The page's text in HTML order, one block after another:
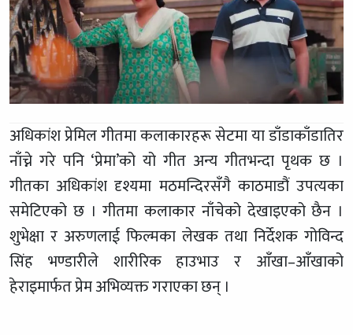
अधिकांश प्रेमिल गीतमा कलाकारहरू सेटमा या डाँडाकाँडातिर
नाँच्ने गरे पनि ‘प्रेमा’को यो गीत अन्य गीतभन्दा पृथक छ ।
गीतका अधिकांश दृश्यमा मठमन्दिरसँगै काठमाडौं उपत्यका
समेटिएको छ । गीतमा कलाकार नाँचेको देखाइएको छैन ।
शुभेक्षा र अरुणलाई फिल्मका लेखक तथा निर्देशक गोविन्द
सिंह भण्डारीले शारीरिक हाउभाउ र आँखा–आँखाको
हेराइमार्फत प्रेम अभिव्यक्त गराएका छन् ।